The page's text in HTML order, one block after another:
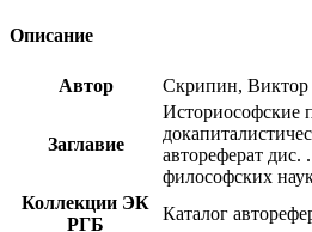
Описание
Автор Скрипин, Виктор
Заглавие
Историософские
автореферат дис.
философских
Коллекции ЭК
РГБ
Каталог